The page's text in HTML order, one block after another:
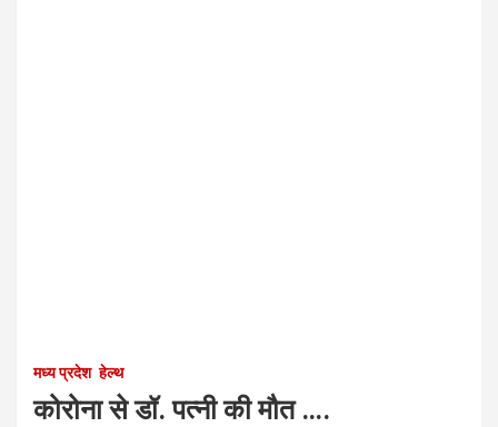
मध्य प्रदेश हेल्थ
कोरोना से डॉ. पत्नी की मौत ….